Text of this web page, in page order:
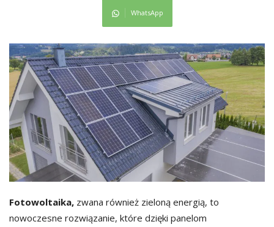
WhatsApp
Fotowoltaika, zwana również zieloną energią, to
nowoczesne rozwiązanie, które dzięki panelom